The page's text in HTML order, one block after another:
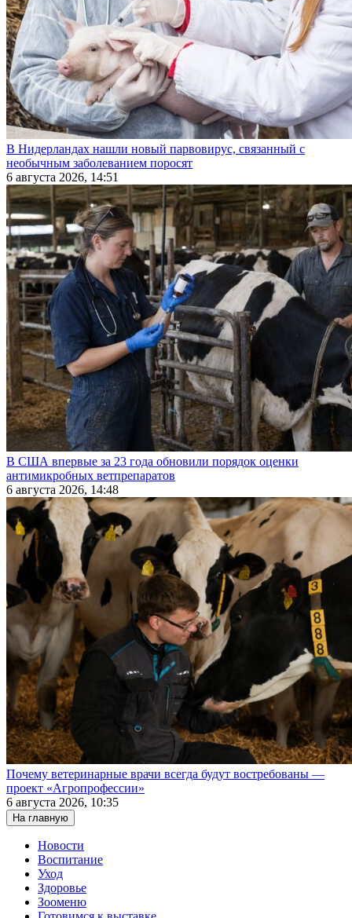
В Нидерландах нашли новый парвовирус, связанный с
необычным заболеванием поросят
6 августа 2026, 14:51
В США впервые за 23 года обновили порядок оценки
антимикробных ветпрепаратов
6 августа 2026, 14:48
Почему ветеринарные врачи всегда будут востребованы —
проект «Агропрофессии»
6 августа 2026, 10:35
На главную
Новости
Воспитание
Уход
Здоровье
Зооменю